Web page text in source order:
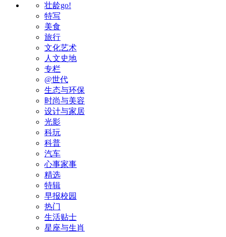
壮龄go!
特写
美食
旅行
文化艺术
人文史地
专栏
@世代
生态与环保
时尚与美容
设计与家居
光影
科玩
科普
汽车
心事家事
精选
特辑
早报校园
热门
生活贴士
星座与生肖